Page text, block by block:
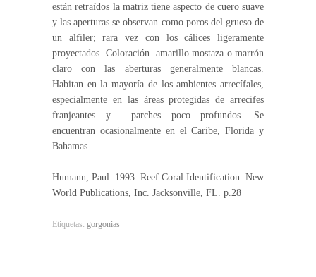
están retraídos la matriz tiene aspecto de cuero suave
y las aperturas se observan como poros del grueso de
un alfiler; rara vez con los cálices ligeramente
proyectados. Coloración amarillo mostaza o marrón
claro con las aberturas generalmente blancas.
Habitan en la mayoría de los ambientes arrecífales,
especialmente en las áreas protegidas de arrecifes
franjeantes y parches poco profundos. Se
encuentran ocasionalmente en el Caribe, Florida y
Bahamas.
Humann, Paul. 1993. Reef Coral Identification. New
World Publications, Inc. Jacksonville, FL. p.28
Etiquetas: gorgonias